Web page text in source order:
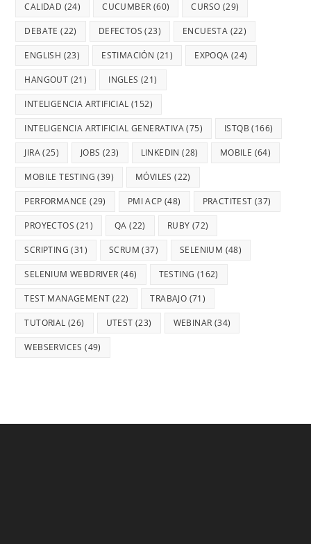
CALIDAD (24) CUCUMBER (60) CURSO (29)
DEBATE (22) DEFECTOS (23) ENCUESTA (22)
ENGLISH (23) ESTIMACIÓN (21) EXPOQA (24)
HANGOUT (21) INGLES (21)
INTELIGENCIA ARTIFICIAL (152)
INTELIGENCIA ARTIFICIAL GENERATIVA(75) ISTQB (166)
JIRA(25) JOBS (23) LINKEDIN (28) MOBILE (64)
MOBILE TESTING (39) MÓVILES (22)
PERFORMANCE (29) PMI ACP (48) PRACTITEST (37)
PROYECTOS (21) QA (22) RUBY (72)
SCRIPTING (31) SCRUM (37) SELENIUM (48)
SELENIUM WEBDRIVER (46) TESTING (162)
TEST MANAGEMENT (22) TRABAJO (71)
TUTORIAL (26) UTEST (23) WEBINAR (34)
WEBSERVICES (49)